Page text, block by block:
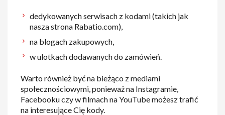
dedykowanych serwisach z kodami (takich jak
nasza strona Rabatio.com),
na blogach zakupowych,
w ulotkach dodawanych do zamówień.
Warto również być na bieżąco z mediami
społecznościowymi, ponieważ na Instagramie,
Facebooku czy w filmach na YouTube możesz trafić
na interesujące Cię kody.